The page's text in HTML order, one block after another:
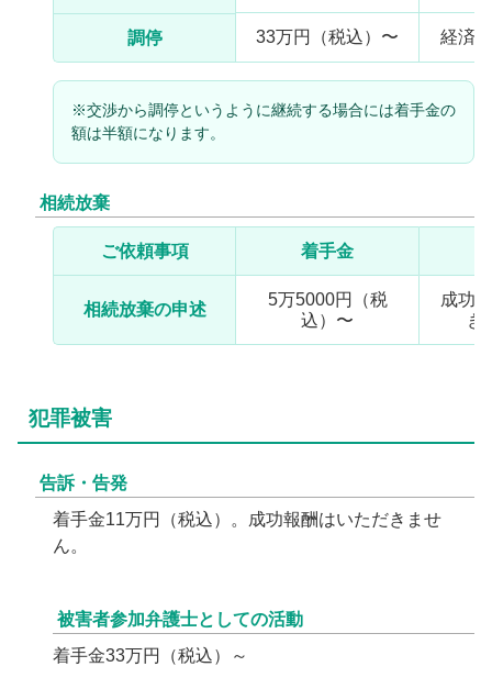
調停 33万円（税込）〜 経済
※交渉から調停というように継続する場合には着手金の
額は半額になります。
相続放棄
ご依頼事項 着手金
相続放棄の申述
5万5000円（税
込）〜
成功
き
犯罪被害
告訴・告発
着手金11万円（税込）。成功報酬はいただきませ
ん。
被害者参加弁護士としての活動
着手金33万円（税込）～